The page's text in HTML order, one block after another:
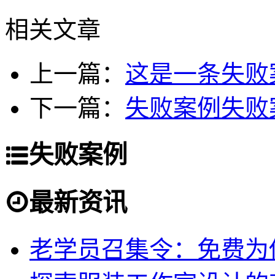
相关文章
上一篇： 这是一条失
下一篇： 失败案例失
失败案例
最新资讯
老学员召集令：免费